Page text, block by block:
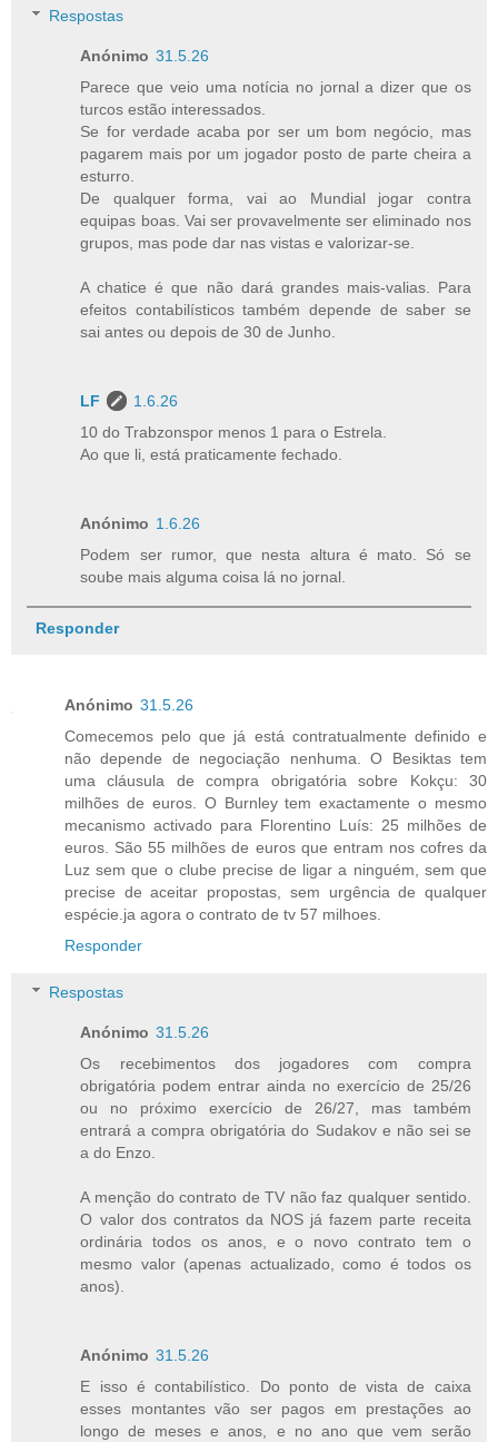
Respostas
Anónimo 31.5.26
Parece que veio uma notícia no jornal a dizer que os
turcos estão interessados.
Se for verdade acaba por ser um bom negócio, mas
pagarem mais por um jogador posto de parte cheira a
esturro.
De qualquer forma, vai ao Mundial jogar contra
equipas boas. Vai ser provavelmente ser eliminado nos
grupos, mas pode dar nas vistas e valorizar-se.
A chatice é que não dará grandes mais-valias. Para
efeitos contabilísticos também depende de saber se
sai antes ou depois de 30 de Junho.
LF
1.6.26
10 do Trabzonspor menos 1 para o Estrela.
Ao que li, está praticamente fechado.
Anónimo 1.6.26
Podem ser rumor, que nesta altura é mato. Só se
soube mais alguma coisa lá no jornal.
Responder
Anónimo 31.5.26
Comecemos pelo que já está contratualmente definido e
não depende de negociação nenhuma. O Besiktas tem
uma cláusula de compra obrigatória sobre Kokçu: 30
milhões de euros. O Burnley tem exactamente o mesmo
mecanismo activado para Florentino Luís: 25 milhões de
euros. São 55 milhões de euros que entram nos cofres da
Luz sem que o clube precise de ligar a ninguém, sem que
precise de aceitar propostas, sem urgência de qualquer
espécie.ja agora o contrato de tv 57 milhoes.
Responder
Respostas
Anónimo 31.5.26
Os recebimentos dos jogadores com compra
obrigatória podem entrar ainda no exercício de 25/26
ou no próximo exercício de 26/27, mas também
entrará a compra obrigatória do Sudakov e não sei se
a do Enzo.
A menção do contrato de TV não faz qualquer sentido.
O valor dos contratos da NOS já fazem parte receita
ordinária todos os anos, e o novo contrato tem o
mesmo valor (apenas actualizado, como é todos os
anos).
Anónimo 31.5.26
E isso é contabilístico. Do ponto de vista de caixa
esses montantes vão ser pagos em prestações ao
longo de meses e anos, e no ano que vem serão